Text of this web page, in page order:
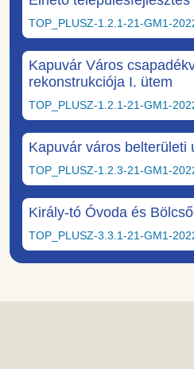
TOP_PLUSZ-1.2.1-21-GM1-
Kapuvár Város
rekonstrukciója I. ütem
TOP_PLUSZ-1.2.1-21-GM1-
Kapuvár város belterületi
TOP_PLUSZ-1.2.3-21-GM1-
Király-tó Óvoda és
TOP_PLUSZ-3.3.1-21-GM1-